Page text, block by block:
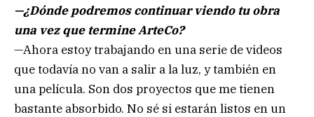
—¿Dónde podremos continuar viendo tu obra
una vez que termine ArteCo?
—Ahora estoy trabajando en una serie de videos
que todavía no van a salir a la luz, y también en
una película. Son dos proyectos que me tienen
bastante absorbido. No sé si estarán listos en un